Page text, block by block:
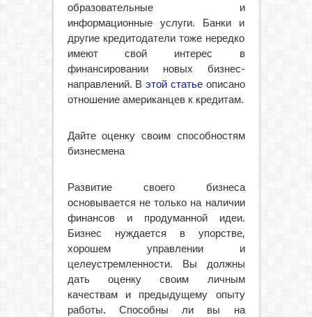
образовательные и
информационные услуги. Банки и
другие кредитодатели тоже нередко
имеют свой интерес в
финансировании новых бизнес-
направлений. В этой статьеописано
отношение американцев к кредитам.
Дайте оценку своим способностям
бизнесмена
Развитие своего бизнеса
основывается не только на наличии
финансов и продуманной идеи.
Бизнес нуждается в упорстве,
хорошем управлении и
целеустремленности. Вы должны
дать оценку своим личным
качествам и предыдущему опыту
работы. Способны ли вы на